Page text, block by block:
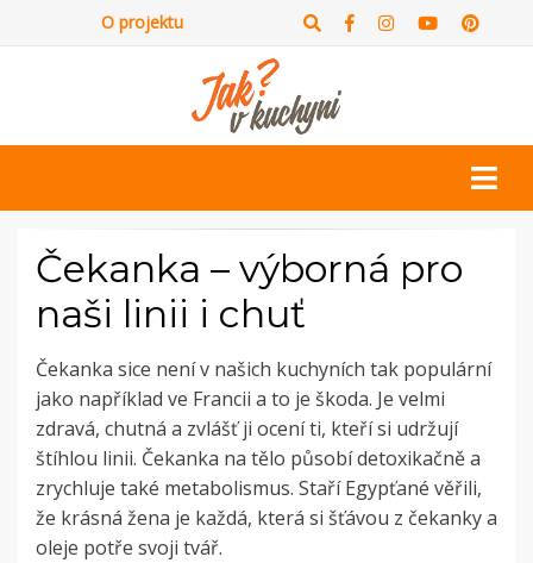
O projektu
Čekanka – výborná pro
naši linii i chuť
Čekanka sice není v našich kuchyních tak populární
jako například ve Francii a to je škoda. Je velmi
zdravá, chutná a zvlášť ji ocení ti, kteří si udržují
štíhlou linii. Čekanka na tělo působí detoxikačně a
zrychluje také metabolismus. Staří Egypťané věřili,
že krásná žena je každá, která si šťávou z čekanky a
oleje potře svoji tvář.